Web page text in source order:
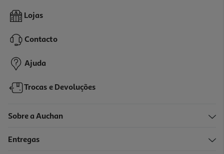
Lojas
Contacto
Ajuda
Trocas e Devoluções
Sobre a Auchan
Entregas